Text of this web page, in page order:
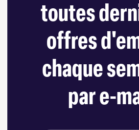
toutes
offres
chaque
par e-